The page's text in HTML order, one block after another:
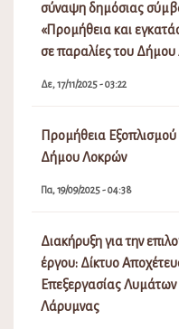
σύναψη δημόσιας
«Προμήθεια και
σε παραλίες του
Δε, 17/11/2025 - 03:22
Προμήθεια
Δήμου Λοκρών
Πα, 19/09/2025 - 04:38
Διακήρυξη για την
έργου: Δίκτυο
Επεξεργασίας
Λάρυμνας